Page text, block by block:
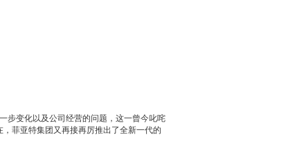
步变化以及公司经营的问题，这一曾今叱咤
菲亚特集团又再接再厉推出了全新一代的